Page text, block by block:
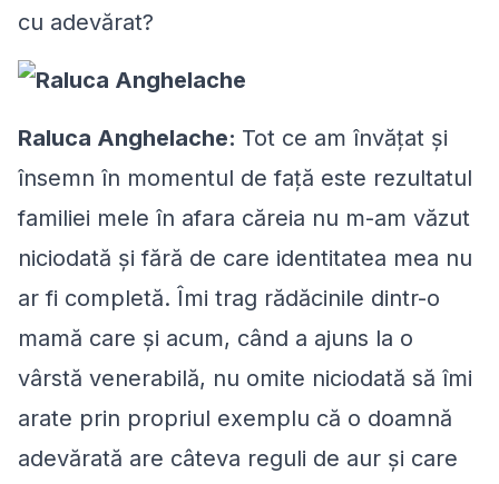
cu adevărat?
Raluca Anghelache: Tot ce am învăţat şi
însemn în momentul de faţă este rezultatul
familiei mele în afara căreia nu m-am văzut
niciodată şi fără de care identitatea mea nu
ar fi completă. Îmi trag rădăcinile dintr-o
mamă care şi acum, când a ajuns la o
vârstă venerabilă, nu omite niciodată să îmi
arate prin propriul exemplu că o doamnă
adevărată are câteva reguli de aur şi care